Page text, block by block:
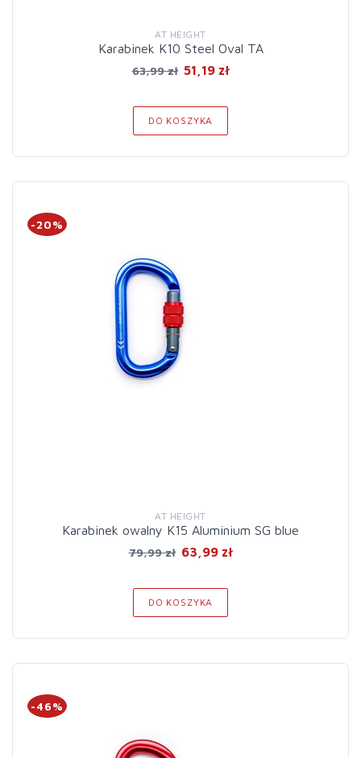
AT HEIGHT
Karabinek K10 Steel Oval TA
63,99 zł 51,19 zł
DO KOSZYKA
-20%
AT HEIGHT
Karabinek owalny K15 Aluminium SG blue
79,99 zł 63,99 zł
DO KOSZYKA
-46%